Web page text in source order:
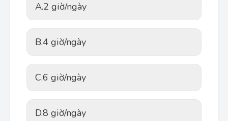
A.2 giờ/ngày
B.4 giờ/ngày
C.6 giờ/ngày
D.8 giờ/ngày